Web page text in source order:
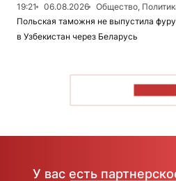
19:21
06.08.2026
Общество,
Польская таможня не выпустила
в Узбекистан через Беларусь
У вас есть